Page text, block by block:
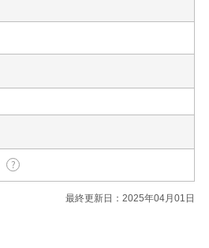
最終更新日：2025年04月01日